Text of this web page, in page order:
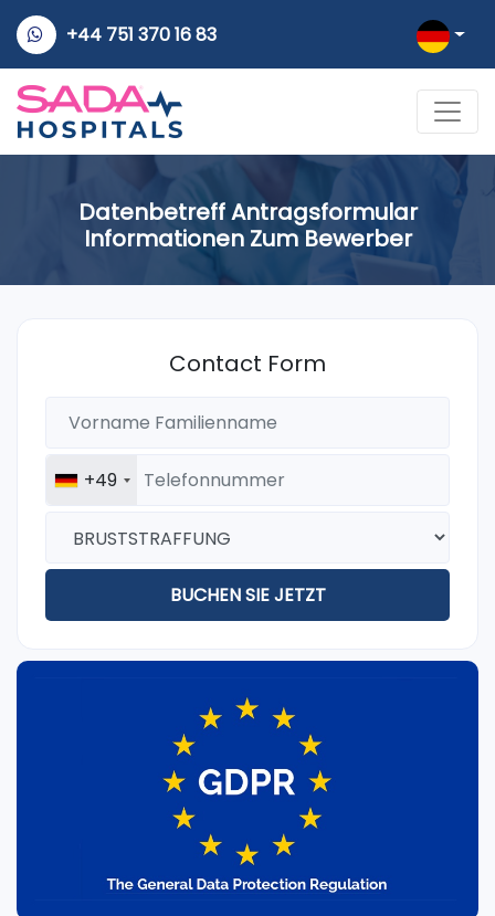
+44 751 370 16 83
Datenbetreff Antragsformular
Informationen Zum Bewerber
Contact Form
+49
BUCHEN SIE JETZT